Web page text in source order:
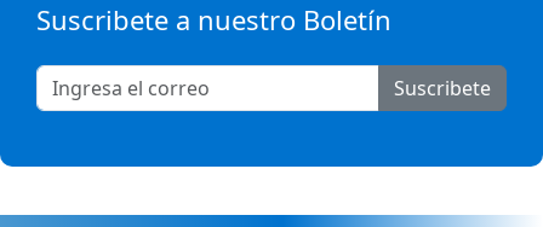
Suscribete a nuestro Boletín
Suscribete